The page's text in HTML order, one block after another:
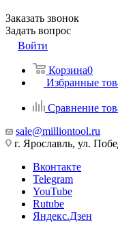
Заказать звонок
Задать вопрос
Войти
Корзина0
Избранные
Сравнение
sale@milliontool.ru
г. Ярославль, ул.
Вконтакте
Telegram
YouTube
Rutube
Яндекс.Дзен